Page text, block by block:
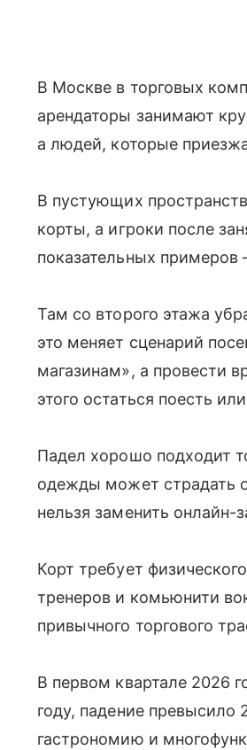
В Москве в торговых
арендаторы занимают
а людей, которые
В пустующих
корты, а игроки после
показательных
Там со второго этажа
это меняет сценарий
магазинам», а провести
этого остаться поесть
Падел хорошо подходит
одежды может страдать
нельзя заменить онлайн-
Корт требует
тренеров и комьюнити
привычного торгового
В первом квартале 2026
году, падение превысило
гастрономию и